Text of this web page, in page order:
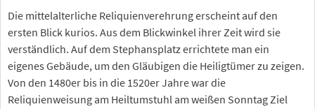
Die mittelalterliche Reliquienverehrung erscheint auf den
ersten Blick kurios. Aus dem Blickwinkel ihrer Zeit wird sie
verständlich. Auf dem Stephansplatz errichtete man ein
eigenes Gebäude, um den Gläubigen die Heiligtümer zu zeigen.
Von den 1480er bis in die 1520er Jahre war die
Reliquienweisung am Heiltumstuhl am weißen Sonntag Ziel